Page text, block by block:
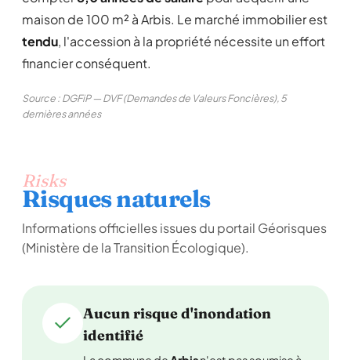
maison de 100 m² à Arbis. Le marché immobilier est
tendu, l'accession à la propriété nécessite un effort
financier conséquent.
Source : DGFiP — DVF (Demandes de Valeurs Foncières), 5
dernières années
Risks
Risques naturels
Informations officielles issues du portail Géorisques
(Ministère de la Transition Écologique).
Aucun risque d'inondation
identifié